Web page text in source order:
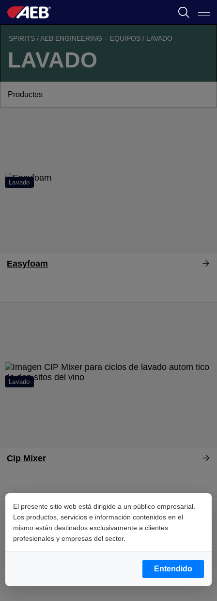
El presente sitio web está dirigido a un público empresarial.
Los productos, servicios e información contenidos en el
mismo están destinados exclusivamente a clientes
profesionales y empresas del sector.
Entendido
AEB
ENOLOGIA
FOOD
CL
SPIRITS /AEB ENGINEERING – EQUIPOS / LAVADO
LAVADO
Productos
Lavado
Easyfoam
Lavado
Cip Mixer